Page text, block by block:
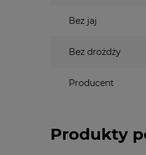
Bez jaj
Bez drożdży
Producent
Produkty